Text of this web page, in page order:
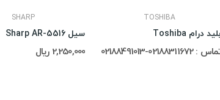
TOSHIBA
بلید درام Toshiba
: 02188311672-02188491013
SHARP
سیل Sharp AR-5516
2,250,000 ریال